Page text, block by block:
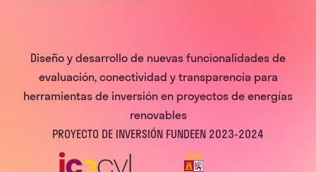
Diseño y desarrollo de nuevas funcionalidades de
evaluación, conectividad y transparencia para
herramientas de inversión en proyectos de energías
renovables
PROYECTO DE INVERSIÓN FUNDEEN 2023-2024